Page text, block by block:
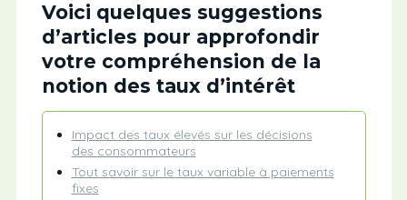
Voici quelques suggestions
d’articles pour approfondir
votre compréhension de la
notion des taux d’intérêt
Impact des taux élevés sur les décisions
des consommateurs
Tout savoir sur le taux variable à paiements
fixes